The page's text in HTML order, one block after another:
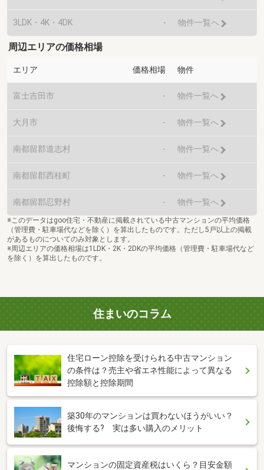
3LDK・4K・4DK - 物件一覧へ
周辺エリアの価格相場
エリア 価格相場 物件
富士吉田市 - 物件一覧へ
大月市 - 物件一覧へ
南都留郡道志村 - 物件一覧へ
南都留郡西桂町 - 物件一覧へ
南都留郡忍野村 - 物件一覧へ
※このデータはgoo住宅・不動産に掲載されている中古マンションの平均価格
（管理費・駐車場代などを除く）を算出したものです。ただし5戸以上の掲載
があるものについてのみ対象とします。
※周辺エリアの価格相場は1LDK・2K・2DKの平均価格（管理費・駐車場代など
を除く）を算出したものです。
住まいのコラム
住宅ローン控除を受けられる中古マンション
の条件は？売主や省エネ性能によって異なる
控除額と控除期間
築30年のマンションは買わないほうがいい？
後悔する? 実は多い購入のメリット
マンションの固定資産税はいくら？目安金額